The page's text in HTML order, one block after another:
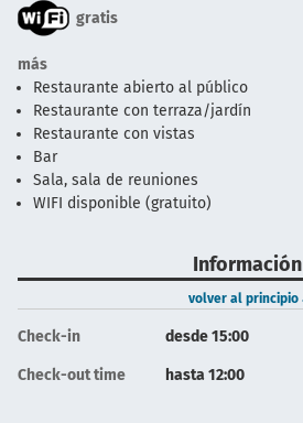
gratis
más
Restaurante abierto al público
Restaurante con terraza/jardín
Restaurante con vistas
Bar
Sala, sala de reuniones
WIFI disponible (gratuito)
Información
volver al principio
Check-in desde 15:00
Check-out time hasta 12:00